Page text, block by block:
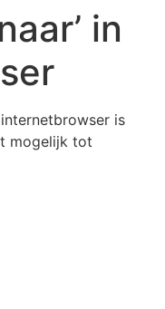
in
internetbrowser is
mogelijk tot